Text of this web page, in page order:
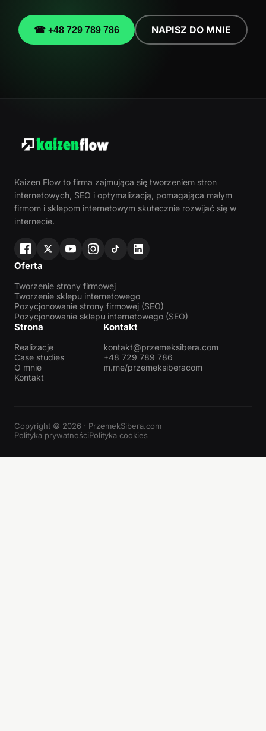
☎ +48 729 789 786 NAPISZ DO MNIE
Kaizen Flow to firma zajmująca się tworzeniem stron
internetowych, SEO i optymalizacją, pomagająca małym
firmom i sklepom internetowym skutecznie rozwijać się w
internecie.
Oferta
Tworzenie strony firmowej
Tworzenie sklepu internetowego
Pozycjonowanie strony firmowej (SEO)
Pozycjonowanie sklepu internetowego (SEO)
Strona
Realizacje
Case studies
O mnie
Kontakt
Kontakt
kontakt@przemeksibera.com
+48 729 789 786
m.me/przemeksiberacom
Copyright © 2026 · PrzemekSibera.com
Polityka prywatnościPolityka cookies